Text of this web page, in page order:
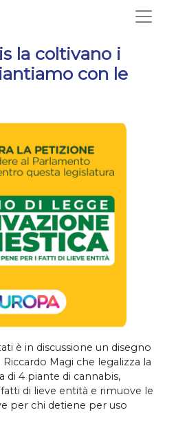
la coltivano i
con le
è in discussione un disegno
Magi che legalizza la
di 4 piante di cannabis,
di lieve entità e rimuove le
per chi detiene per uso